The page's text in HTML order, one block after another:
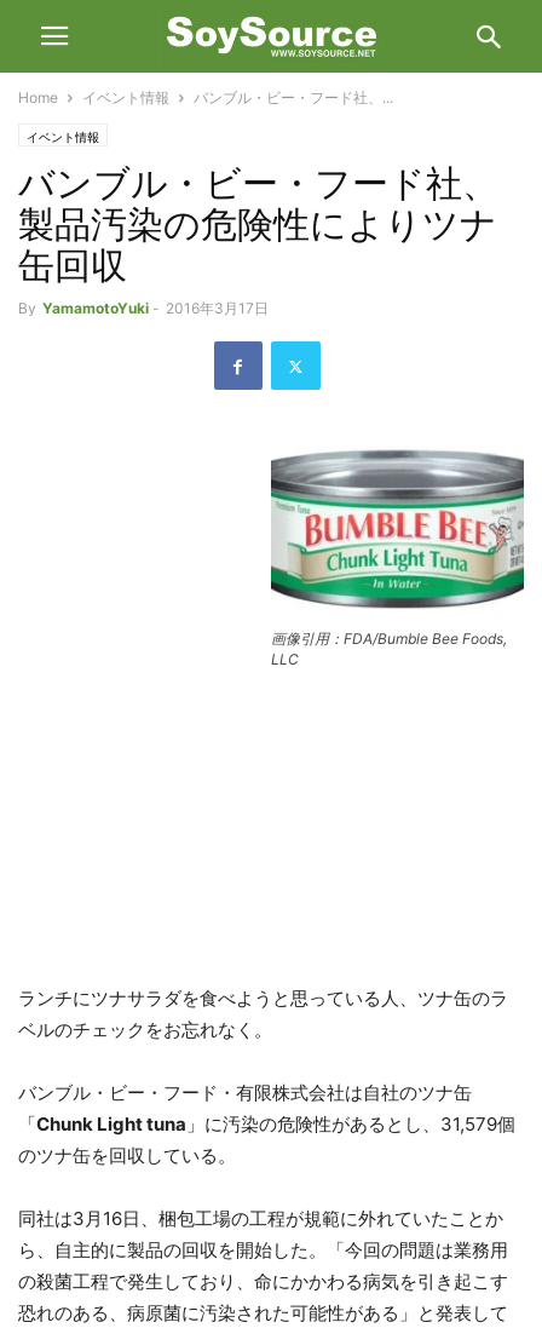
Home イベント情報 バンブル・ビー・フード社、...
イベント情報
バンブル・ビー・フード社、
製品汚染の危険性によりツナ
缶回収
By YamamotoYuki - 2016年3月17日
画像引用：FDA/Bumble Bee Foods,
LLC
ランチにツナサラダを食べようと思っている人、ツナ缶のラ
ベルのチェックをお忘れなく。
バンブル・ビー・フード・有限株式会社は自社のツナ缶
「Chunk Light tuna 」に汚染の危険性があるとし、31,579個
のツナ缶を回収している。
同社は3月16日、梱包工場の工程が規範に外れていたことか
ら、自主的に製品の回収を開始した。「今回の問題は業務用
の殺菌工程で発生しており、命にかかわる病気を引き起こす
恐れのある、病原菌に汚染された可能性がある」と発表して